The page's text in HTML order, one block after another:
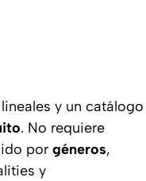
y un catálogo
. No requiere
por géneros,
y